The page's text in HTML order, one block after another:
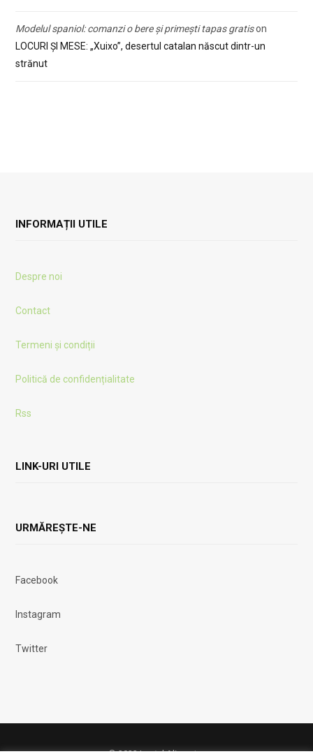
Modelul spaniol: comanzi o bere și primești tapas gratison
LOCURI ȘI MESE: „Xuixo”, desertul catalan născut dintr-un
strănut
INFORMAȚII UTILE
Despre noi
Contact
Termeni și condiții
Politică de confidențialitate
Rss
LINK-URI UTILE
URMĂREȘTE-NE
Facebook
Instagram
Twitter